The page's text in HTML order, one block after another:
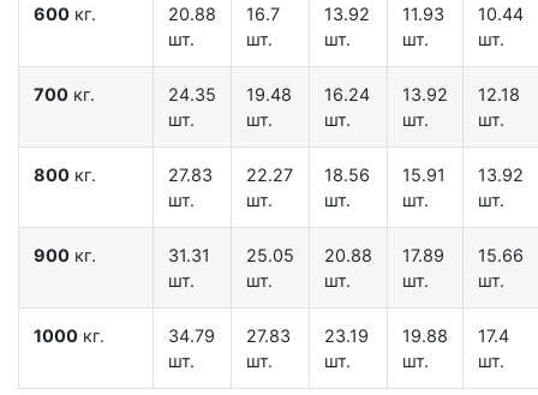
600 кг.
20.88
шт.
16.7
шт.
13.92
шт.
11.93
шт.
10.44
шт.
700 кг.
24.35
шт.
19.48
шт.
16.24
шт.
13.92
шт.
12.18
шт.
800 кг.
27.83
шт.
22.27
шт.
18.56
шт.
15.91
шт.
13.92
шт.
900 кг.
31.31
шт.
25.05
шт.
20.88
шт.
17.89
шт.
15.66
шт.
1000 кг.
34.79
шт.
27.83
шт.
23.19
шт.
19.88
шт.
17.4
шт.